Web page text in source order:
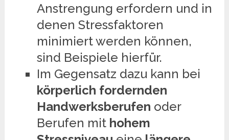
Anstrengung erfordern und in
denen Stressfaktoren
minimiert werden können,
sind Beispiele hierfür.
Im Gegensatz dazu kann bei
körperlich fordernden
Handwerksberufen oder
Berufen mit hohem